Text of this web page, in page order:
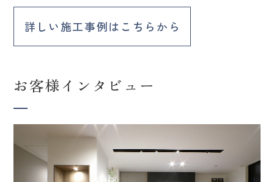
詳しい施工事例はこちらから
お客様インタビュー